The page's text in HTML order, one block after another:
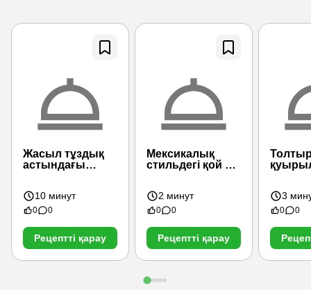
Жасыл тұздық
астындағы
10 минут
0 0
Рецептті қарау
Мексикалық
стильдегі қой еті
2 минут
0 0
Рецептті қарау
3
0 0